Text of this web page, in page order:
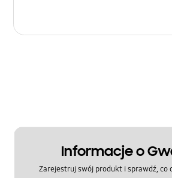
Informacje o
Zarejestruj swój produkt i sprawdź, co